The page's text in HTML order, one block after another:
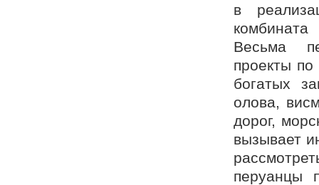
в
Весьма
проекты
богатых
олова,
дорог,
вызывает
перуанцы